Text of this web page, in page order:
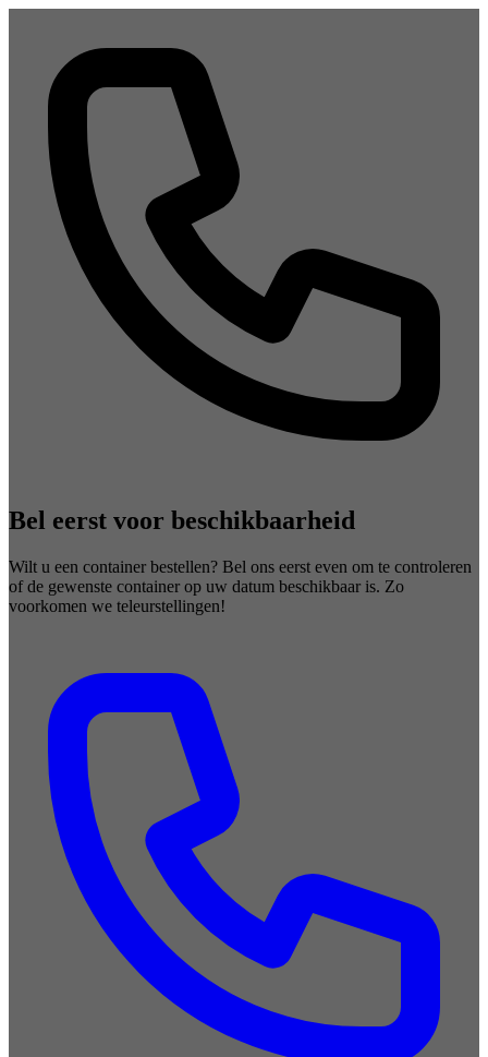
Bel eerst voor beschikbaarheid
Wilt u een container bestellen? Bel ons eerst even om te controleren
of de gewenste container op uw datum beschikbaar is. Zo
voorkomen we teleurstellingen!